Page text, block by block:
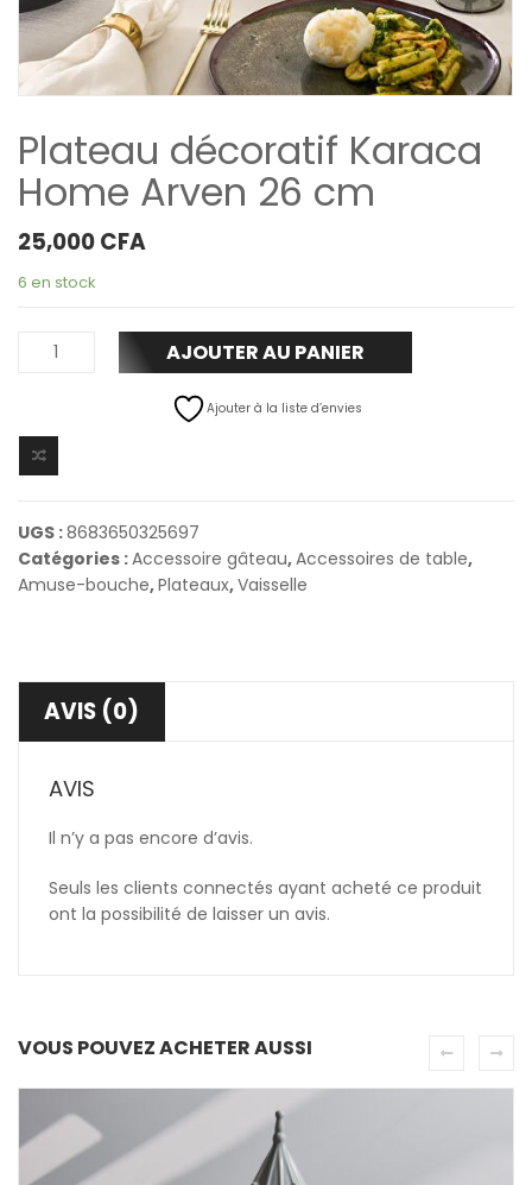
Plateau décoratif Karaca
Home Arven 26 cm
25,000CFA
6 en stock
AJOUTER AU PANIER
Ajouter à la liste d’envies
UGS :8683650325697
Catégories :Accessoire gâteau,Accessoires de table,
Amuse-bouche,Plateaux,Vaisselle
AVIS (0)
AVIS
Il n’y a pas encore d’avis.
Seuls les clients connectés ayant acheté ce produit
ont la possibilité de laisser un avis.
VOUS POUVEZ ACHETER AUSSI
PROMO !